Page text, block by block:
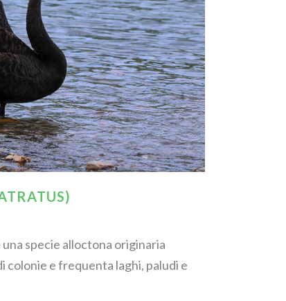
specie alloctona originaria
colonie e frequenta laghi, paludi e